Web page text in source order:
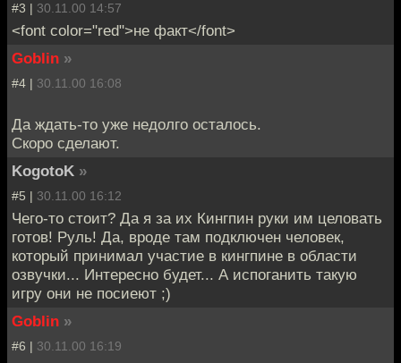
#3 | 30.11.00 14:57
<font color="red">не факт</font>
Goblin »
#4 | 30.11.00 16:08
Да ждать-то уже недолго осталось.
Скоро сделают.
KogotoK »
#5 | 30.11.00 16:12
Чего-то стоит? Да я за их Кингпин руки им целовать
готов! Руль! Да, вроде там подключен человек,
который принимал участие в кингпине в области
озвучки... Интересно будет... А испоганить такую
игру они не посиеют ;)
Goblin »
#6 | 30.11.00 16:19